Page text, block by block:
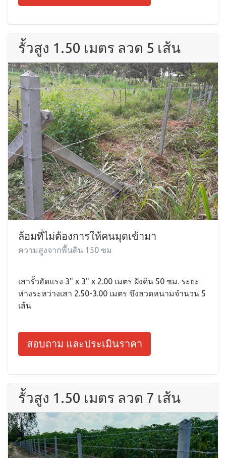
รั้วสูง 1.50 เมตร ลวด 5 เส้น
ล้อมที่ไม่ต้องการให้คนมุดเข้ามา
ความสูงจากพื้นดิน 150 ซม
เสารั้วอัดแรง 3" x 3" x 2.00 เมตร ฝังดิน 50 ซม. ระยะ
ห่างระหว่างเสา 2.50-3.00 เมตร ขึงลวดหนามจำนวน 5
เส้น
สอบถาม และประเมินราคา
รั้วสูง 1.50 เมตร ลวด 7 เส้น